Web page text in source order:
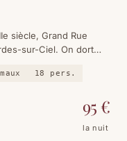
siècle, Grand Rue
sur-Ciel. On dort
18 pers.
95 €
la nuit